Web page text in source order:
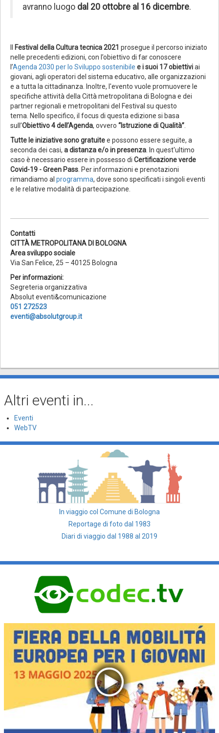
avranno luogo dal 20 ottobre al 16 dicembre.
Festival della Cultura tecnica 2021 prosegue il percorso iniziato
nelle precedenti edizioni, con l’obiettivo di far conoscere
l’Agenda 2030 per lo Sviluppo sostenibile e i suoi 17 obiettiviai
giovani, agli operatori del sistema educativo, alle organizzazioni
e a tutta la cittadinanza. Inoltre, l'evento vuole promuovere le
specifiche attività della Città metropolitana di Bologna e dei
partner regionali e metropolitani del Festival su questo
tema. Nello specifico, il focus di questa edizione si basa
sull’Obiettivo 4 dell’Agenda, ovvero “Istruzione di Qualità”
Tutte le iniziative sono gratuitee possono essere seguite, a
seconda dei casi, a distanza e/o in presenza . In quest'ultimo
caso è necessario essere in possesso di Certificazione verde
Covid-19 - Green Pass . Per informazioni e prenotazioni
rimandiamo al programma, dove sono specificati i singoli eventi
e le relative modalità di partecipazione.
Contatti
CITTÀ METROPOLITANA DI BOLOGNA
Area sviluppo sociale
Via San Felice, 25 – 40125 Bologna
Per informazioni:
Segreteria organizzativa
Absolut eventi&comunicazione
051 272523
eventi@absolutgroup.it
Altri eventi in...
Eventi
WebTV
In viaggio col Comune di Bologna
Reportage di foto dal 1983
Diari di viaggio dal 1988 al 2019